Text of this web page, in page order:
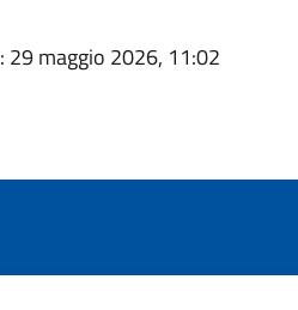
: 29 maggio 2026, 11:02